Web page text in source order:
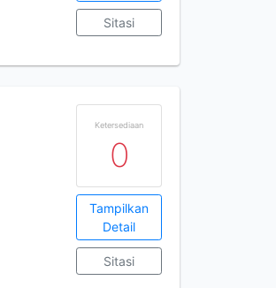
Sitasi
Ketersediaan
0
Tampilkan
Detail
Sitasi